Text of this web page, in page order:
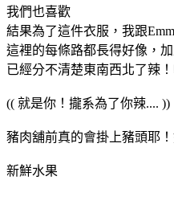
我們也喜歡
結果為了這件衣服，我跟
這裡的每條路都長得好像，
已經分不清楚東南西北了辣
(( 就是你！攏系為了你辣.... ))
豬肉舖前真的會掛上豬頭耶
新鮮水果